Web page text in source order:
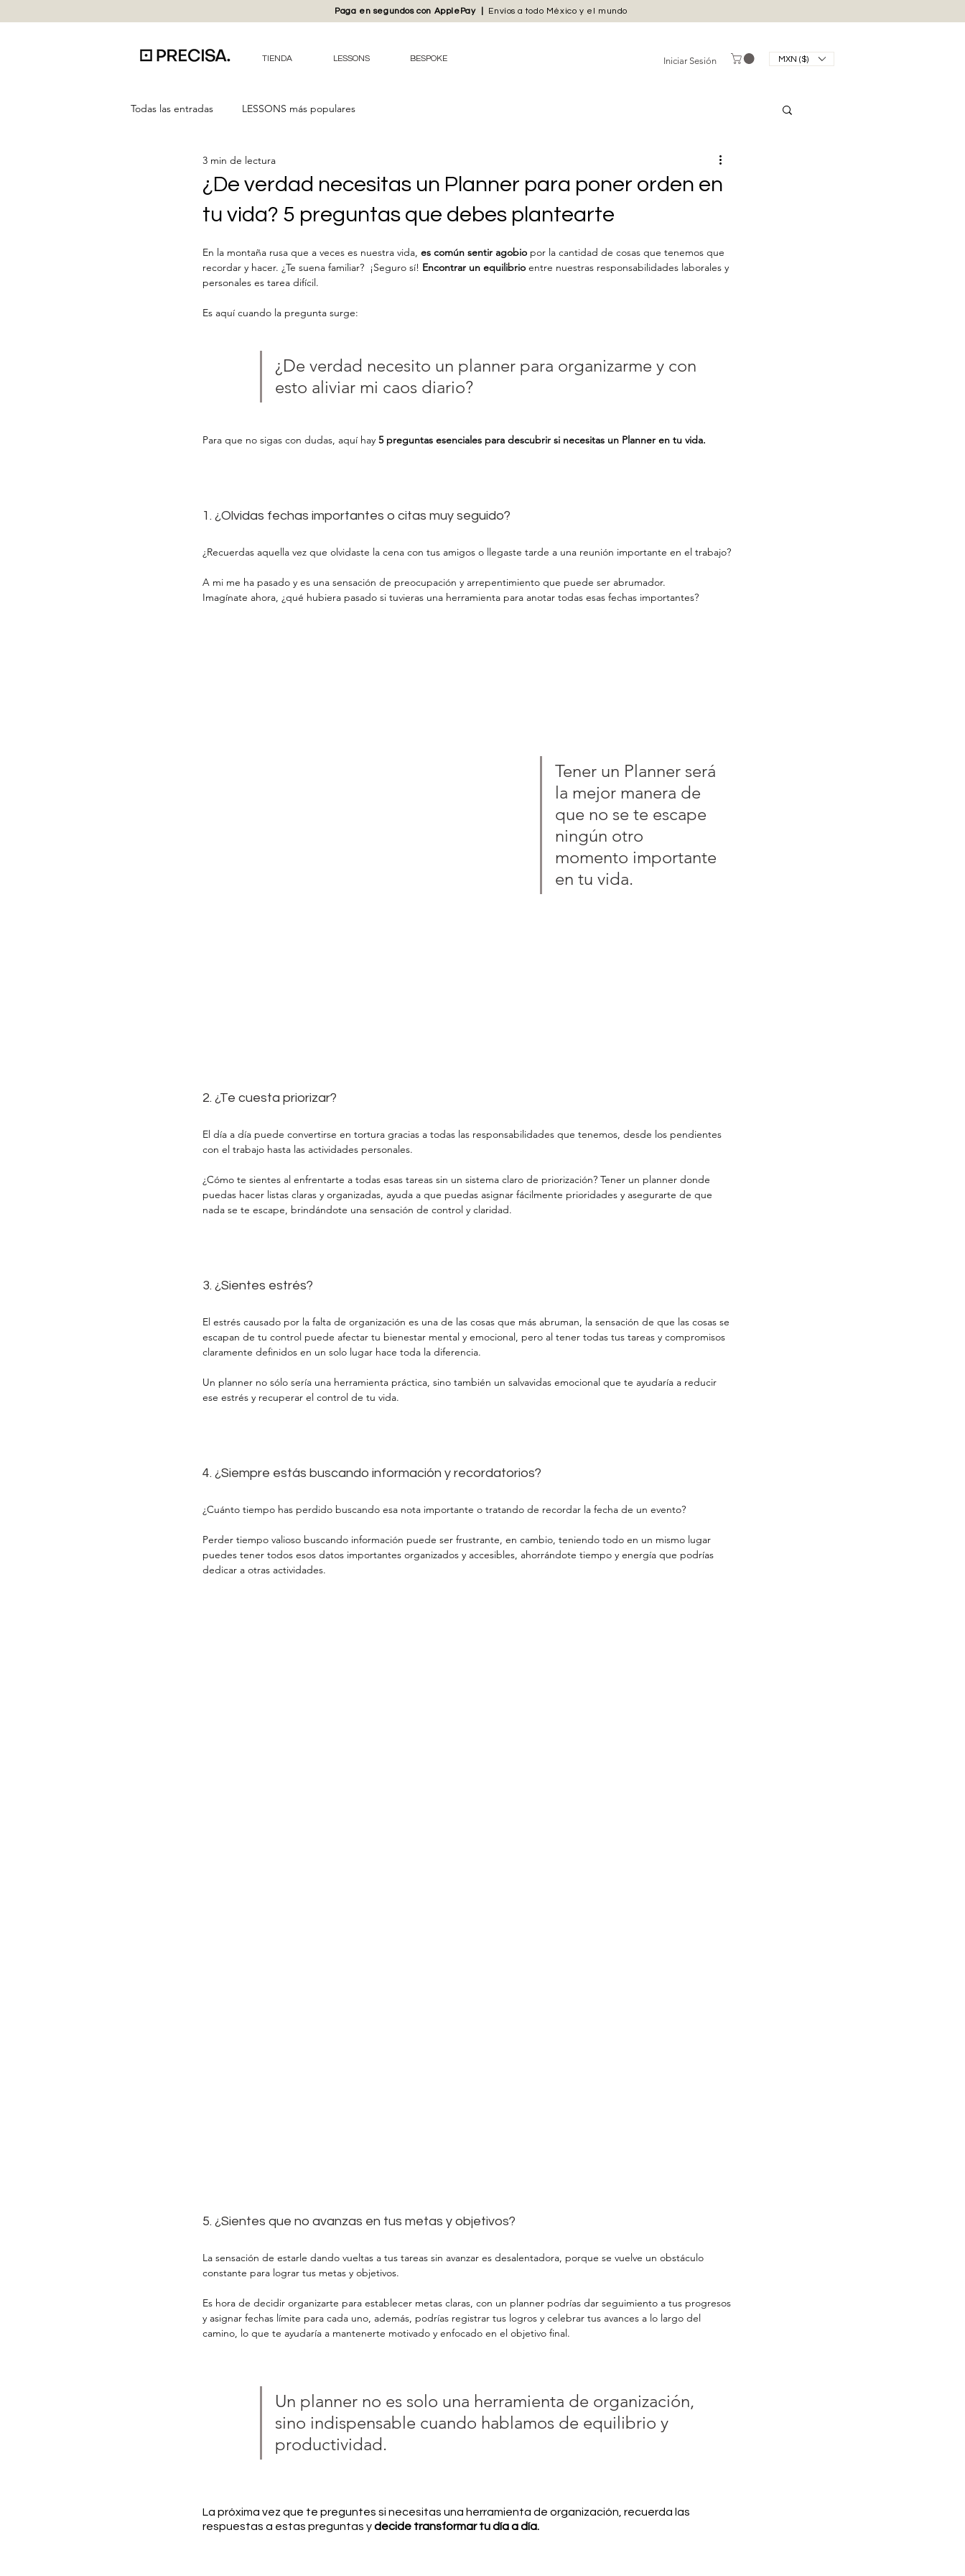
Paga en segundos con ApplePay Envíos a todo México y el mundo
TIENDA LESSONS BESPOKE Iniciar Sesión MXN ($)
Todas las entradas LESSONS más populares
¿De verdad necesitas un Planner para poner orden en
tu vida? 5 preguntas que debes plantearte
3 min de lectura
En la montaña rusa que a veces es nuestra vida, es común sentir agobio por la cantidad de cosas que tenemos que
recordar y hacer. ¿Te suena familiar?  ¡Seguro sí! Encontrar un equilibrio entre nuestras responsabilidades laborales y
personales es tarea difícil.
Es aquí cuando la pregunta surge:
¿De verdad necesito un planner para organizarme y con
esto aliviar mi caos diario?
Para que no sigas con dudas, aquí hay 5 preguntas esenciales para descubrir si necesitas un Planner en tu vida.
1. ¿Olvidas fechas importantes o citas muy seguido?
¿Recuerdas aquella vez que olvidaste la cena con tus amigos o llegaste tarde a una reunión importante en el trabajo?
A mi me ha pasado y es una sensación de preocupación y arrepentimiento que puede ser abrumador.
Imagínate ahora, ¿qué hubiera pasado si tuvieras una herramienta para anotar todas esas fechas importantes?
Tener un Planner será
la mejor manera de
que no se te escape
ningún otro
momento importante
en tu vida.
2. ¿Te cuesta priorizar?
El día a día puede convertirse en tortura gracias a todas las responsabilidades que tenemos, desde los pendientes
con el trabajo hasta las actividades personales.
¿Cómo te sientes al enfrentarte a todas esas tareas sin un sistema claro de priorización? Tener un planner donde
puedas hacer listas claras y organizadas, ayuda a que puedas asignar fácilmente prioridades y asegurarte de que
nada se te escape, brindándote una sensación de control y claridad.
3. ¿Sientes estrés?
El estrés causado por la falta de organización es una de las cosas que más abruman, la sensación de que las cosas se
escapan de tu control puede afectar tu bienestar mental y emocional, pero al tener todas tus tareas y compromisos
claramente definidos en un solo lugar hace toda la diferencia.
Un planner no sólo sería una herramienta práctica, sino también un salvavidas emocional que te ayudaría a reducir
ese estrés y recuperar el control de tu vida.
4. ¿Siempre estás buscando información y recordatorios?
¿Cuánto tiempo has perdido buscando esa nota importante o tratando de recordar la fecha de un evento?
Perder tiempo valioso buscando información puede ser frustrante, en cambio, teniendo todo en un mismo lugar
puedes tener todos esos datos importantes organizados y accesibles, ahorrándote tiempo y energía que podrías
dedicar a otras actividades.
5. ¿Sientes que no avanzas en tus metas y objetivos?
La sensación de estarle dando vueltas a tus tareas sin avanzar es desalentadora, porque se vuelve un obstáculo
constante para lograr tus metas y objetivos.
Es hora de decidir organizarte para establecer metas claras, con un planner podrías dar seguimiento a tus progresos
y asignar fechas límite para cada uno, además, podrías registrar tus logros y celebrar tus avances a lo largo del
camino, lo que te ayudaría a mantenerte motivado y enfocado en el objetivo final.
Un planner no es solo una herramienta de organización,
sino indispensable cuando hablamos de equilibrio y
productividad.
La próxima vez que te preguntes si necesitas una herramienta de organización, recuerda las
respuestas a estas preguntas y decide transformar tu día a día.